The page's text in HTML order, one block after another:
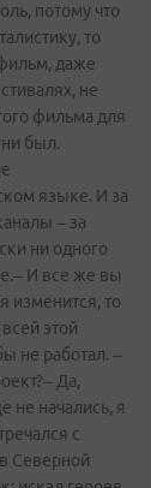
потому что
то
даже
не
фильма для
был.
языке. И за
– за
ни одного
И все же вы
изменится, то
этой
не работал. –
Да,
начались, я
с
Северной